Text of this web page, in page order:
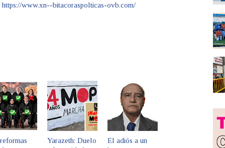
https://www.xn--bitacoraspolticas-ovb.com/
Yarazeth: Duelo
El adiós a un